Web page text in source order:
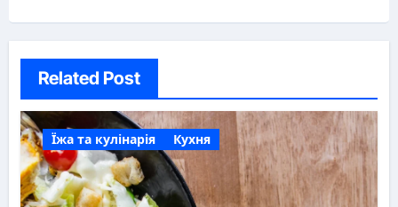
Related Post
Їжа та кулінарія Кухня